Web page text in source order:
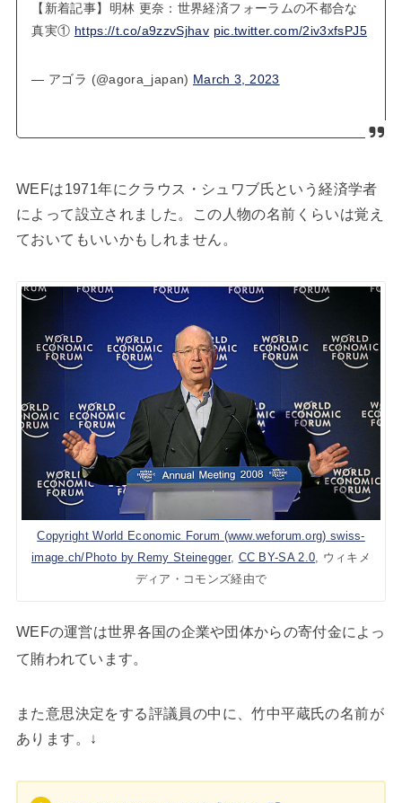
【新着記事】明林 更奈：世界経済フォーラムの不都合な
真実① https://t.co/a9zzvSjhav pic.twitter.com/2iv3xfsPJ5
— アゴラ (@agora_japan) March 3, 2023
WEFは1971年にクラウス・シュワブ氏という経済学者
によって設立されました。この人物の名前くらいは覚え
ておいてもいいかもしれません。
Copyright World Economic Forum (www.weforum.org) swiss-
image.ch/Photo by Remy Steinegger, CC BY-SA 2.0, ウィキメ
ディア・コモンズ経由で
WEFの運営は世界各国の企業や団体からの寄付金によっ
て賄われています。
また意思決定をする評議員の中に、竹中平蔵氏の名前が
あります。↓